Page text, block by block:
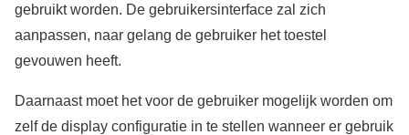
gebruikt worden. De gebruikersinterface zal zich
aanpassen, naar gelang de gebruiker het toestel
gevouwen heeft.
Daarnaast moet het voor de gebruiker mogelijk worden om
zelf de display configuratie in te stellen wanneer er gebruik